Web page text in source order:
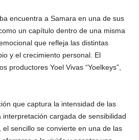
encuentra a Samara en una de sus
un capítulo dentro de una misma
que refleja las distintas
y el crecimiento personal. El
productores Yoel Vivas “Yoelkeys”,
que captura la intensidad de las
cargada de sensibilidad
sencillo se convierte en una de las